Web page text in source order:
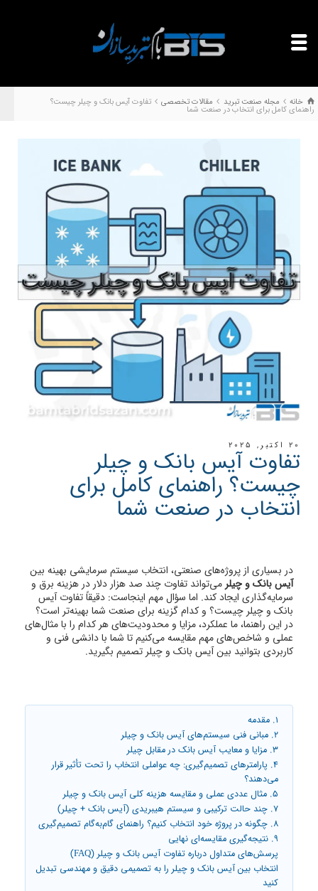
خانه مجله صنعت تبرید مقالات تخصصی تفاوت آیس بانک و چیلر چیست؟
راهنمای کامل برای انتخاب در صنعت شما
20 اکتبر, 2025
تفاوت آیس بانک و چیلر
چیست؟ راهنمای کامل برای
انتخاب در صنعت شما
در بسیاری از پروژه‌های صنعتی، انتخاب سیستم سرمایشی بهینه بین
آیس بانک و چیلر می‌تواند تفاوت چند صد هزار دلار در هزینه برق و
سرمایه‌گذاری ایجاد کند. اما سؤال مهم اینجاست: دقیقاً تفاوت آیس
بانک و چیلر چیست؟ و کدام گزینه برای صنعت شما بهینه‌تر است؟
در این راهنما، ما عملکرد، مزایا و محدودیت‌های هر کدام را با مثال‌های
عملی و شاخص‌های مهم مقایسه می‌کنیم تا شما با دانشی فنی و
کاربردی بتوانید بین آیس بانک و چیلر تصمیم بگیرید.
1. مقدمه
2. مبانی فنی سیستم‌های آیس بانک و چیلر
3. مزایا و معایب آیس بانک در مقابل چیلر
4. پارامترهای تصمیم‌گیری: چه عواملی انتخاب را تحت تأثیر قرار
می‌دهند؟
5. مثال عددی عملی و مقایسه هزینه کلی آیس بانک و چیلر
7. چند حالت ترکیبی و سیستم هیبریدی (آیس بانک + چیلر)
8. چگونه در پروژه خود انتخاب کنیم؟ راهنمای گام‌به‌گام تصمیم‌گیری
9. نتیجه‌گیری مقایسه‌ای نهایی
پرسش‌های متداول درباره تفاوت آیس بانک و چیلر (FAQ)
انتخاب بین آیس بانک و چیلر را به تصمیمی دقیق و مهندسی تبدیل
کنید